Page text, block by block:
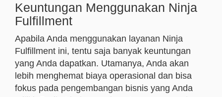
Keuntungan Menggunakan Ninja
Fulfillment
Apabila Anda menggunakan layanan Ninja
Fulfillment ini, tentu saja banyak keuntungan
yang Anda dapatkan. Utamanya, Anda akan
lebih menghemat biaya operasional dan bisa
fokus pada pengembangan bisnis yang Anda